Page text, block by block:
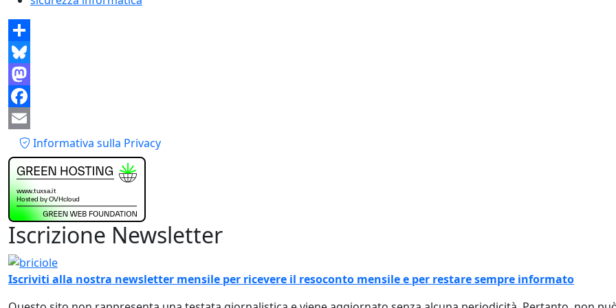
Share
Bluesky
Mastodon
Facebook
Email
Piè di pagina
Informativa sulla Privacy
Iscrizione Newsletter
Immagine
Iscriviti alla nostra newsletter mensile per ricevere il resoconto mensile e per restare sempre informato